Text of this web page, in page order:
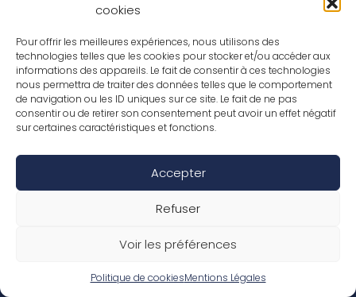
cookies
Pour offrir les meilleures expériences, nous utilisons des
technologies telles que les cookies pour stocker et/ou accéder aux
informations des appareils. Le fait de consentir à ces technologies
nous permettra de traiter des données telles que le comportement
de navigation ou les ID uniques sur ce site. Le fait de ne pas
consentir ou de retirer son consentement peut avoir un effet négatif
sur certaines caractéristiques et fonctions.
Accepter
Refuser
Voir les préférences
Politique de cookiesMentions Légales
Les chiffres clés
FR
EN
Nos revêtements
Nos Stratifiés
Nos accessoires
Nos parquets
Conditions de garantie
Déclaration de performance
Politique de confidentialité